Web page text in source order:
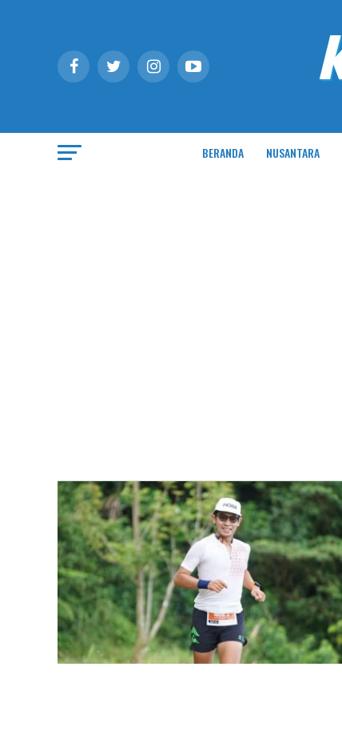
BERANDA NUSANTARA